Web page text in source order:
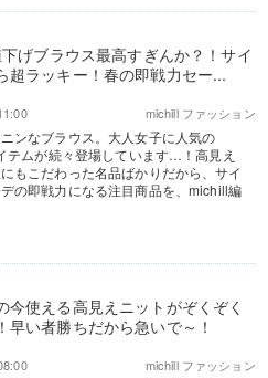
げブラウス最高すぎんか？！サイ
超ラッキー！春の即戦力セー...
michill ファッション
ンなブラウス。大人女子に人気の
テムが続々登場しています…！高見え
もこだわった名品ばかりだから、サイ
の即戦力になる注目商品を、michill編
今使える高見えニットがぞくぞく
早い者勝ちだから急いで～！
michill ファッション